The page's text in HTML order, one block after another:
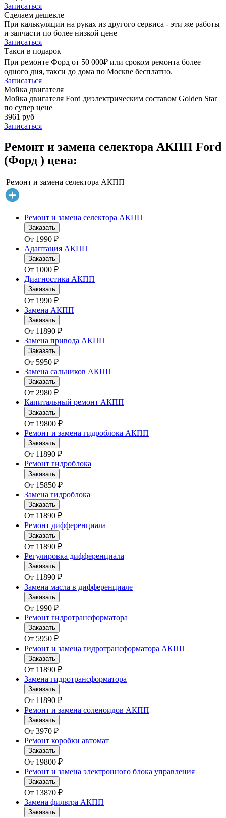
Записаться
Сделаем дешевле
При калькуляции на руках из другого сервиса - эти же работы
и запчасти по более низкой цене
Записаться
Такси в подарок
При ремонте Форд от 50 000₽ или сроком ремонта более
одного дня, такси до дома по Москве бесплатно.
Записаться
Мойка двигателя
Мойка двигателя Ford диэлектрическим составом Golden Star
по супер цене
3961 руб
Записаться
Ремонт и замена селектора АКПП Ford
(Форд ) цена:
Ремонт и замена селектора АКПП
Ремонт и замена селектора АКПП
Заказать
От 1990 ₽
Адаптация АКПП
Заказать
От 1000 ₽
Диагностика АКПП
Заказать
От 1990 ₽
Замена АКПП
Заказать
От 11890 ₽
Замена привода АКПП
Заказать
От 5950 ₽
Замена сальников АКПП
Заказать
От 2980 ₽
Капитальный ремонт АКПП
Заказать
От 19800 ₽
Ремонт и замена гидроблока АКПП
Заказать
От 11890 ₽
Ремонт гидроблока
Заказать
От 15850 ₽
Замена гидроблока
Заказать
От 11890 ₽
Ремонт дифференциала
Заказать
От 11890 ₽
Регулировка дифференциала
Заказать
От 11890 ₽
Замена масла в дифференциале
Заказать
От 1990 ₽
Ремонт гидротрансформатора
Заказать
От 5950 ₽
Ремонт и замена гидротрансформатора АКПП
Заказать
От 11890 ₽
Замена гидротрансформатора
Заказать
От 11890 ₽
Ремонт и замена соленоидов АКПП
Заказать
От 3970 ₽
Ремонт коробки автомат
Заказать
От 19800 ₽
Ремонт и замена электронного блока управления
Заказать
От 13870 ₽
Замена фильтра АКПП
Заказать